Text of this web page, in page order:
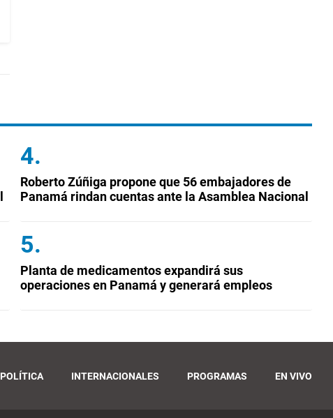
Roberto Zúñiga propone que 56 embajadores de
Panamá rindan cuentas ante la Asamblea Nacional
Planta de medicamentos expandirá sus
operaciones en Panamá y generará empleos
POLÍTICA INTERNACIONALES PROGRAMAS EN VIVO